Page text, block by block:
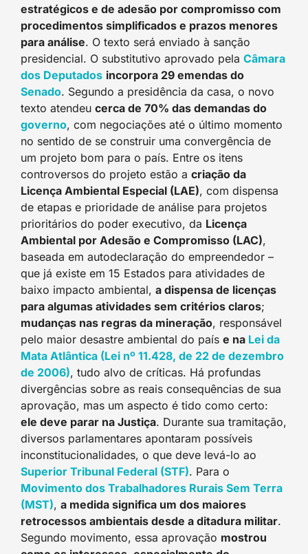
estratégicos e de adesão por compromisso com
procedimentos simplificados e prazos menores
para análise. O texto será enviado à sanção
presidencial. O substitutivo aprovado pela Câmara
dos Deputados incorpora 29 emendas do
Senado. Segundo a presidência da casa, o novo
texto atendeu cerca de 70% das demandas do
governo, com negociações até o último momento
no sentido de se construir uma convergência de
um projeto bom para o país. Entre os itens
controversos do projeto estão a criação da
Licença Ambiental Especial (LAE), com dispensa
de etapas e prioridade de análise para projetos
prioritários do poder executivo, da Licença
Ambiental por Adesão e Compromisso (LAC),
baseada em autodeclaração do empreendedor –
que já existe em 15 Estados para atividades de
baixo impacto ambiental, a dispensa de licenças
para algumas atividades sem critérios claros;
mudanças nas regras da mineração, responsável
pelo maior desastre ambiental do país e na Lei da
Mata Atlântica (Lei nº 11.428, de 22 de dezembro
de 2006), tudo alvo de críticas. Há profundas
divergências sobre as reais consequências de sua
aprovação, mas um aspecto é tido como certo:
ele deve parar na Justiça. Durante sua tramitação,
diversos parlamentares apontaram possíveis
inconstitucionalidades, o que deve levá-lo ao
Superior Tribunal Federal (STF). Para o
Movimento dos Trabalhadores Rurais Sem Terra
(MST), a medida significa um dos maiores
retrocessos ambientais desde a ditadura militar.
Segundo movimento, essa aprovação mostrou